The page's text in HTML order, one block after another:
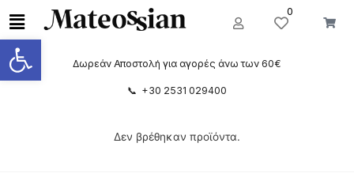
Ανοίξτε τη γραμμή εργαλείων
0
Δωρεάν Αποστολή για αγορές άνω των 60€
📞 +30 2531 029400
Δεν βρέθηκαν προϊόντα.